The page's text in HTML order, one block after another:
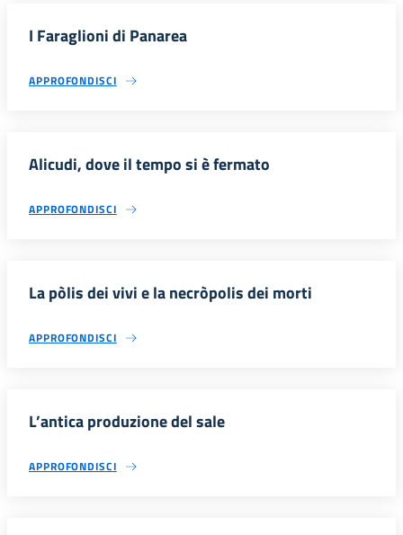
I Faraglioni di Panarea
APPROFONDISCI
Alicudi, dove il tempo si è fermato
APPROFONDISCI
La pòlis dei vivi e la necròpolis dei morti
APPROFONDISCI
L’antica produzione del sale
APPROFONDISCI